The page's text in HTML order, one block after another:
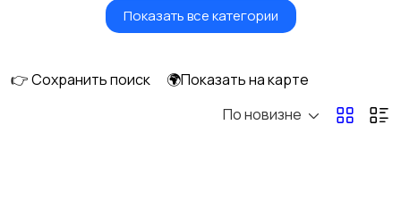
Вентиляторы Обогреватели
Кондиционеры и
Показать все категории
👉 Сохранить поиск
🌍Показать на карте
По новизне